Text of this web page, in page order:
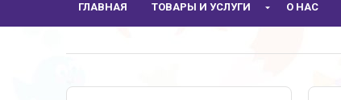
ГЛАВНАЯ ТОВАРЫ И УСЛУГИ О НАС